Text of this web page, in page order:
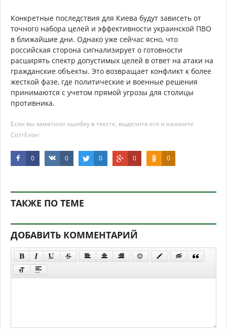
Конкретные последствия для Киева будут зависеть от
точного набора целей и эффективности украинской ПВО
в ближайшие дни. Однако уже сейчас ясно, что
российская сторона сигнализирует о готовности
расширять спектр допустимых целей в ответ на атаки на
гражданские объекты. Это возвращает конфликт к более
жесткой фазе, где политические и военные решения
принимаются с учетом прямой угрозы для столицы
противника.
Если вы заметили ошибку в тексте, выделите его и нажмите
Ctrl+Enter
0 0 0 0 0
ТАКЖЕ ПО ТЕМЕ
ДОБАВИТЬ КОММЕНТАРИЙ